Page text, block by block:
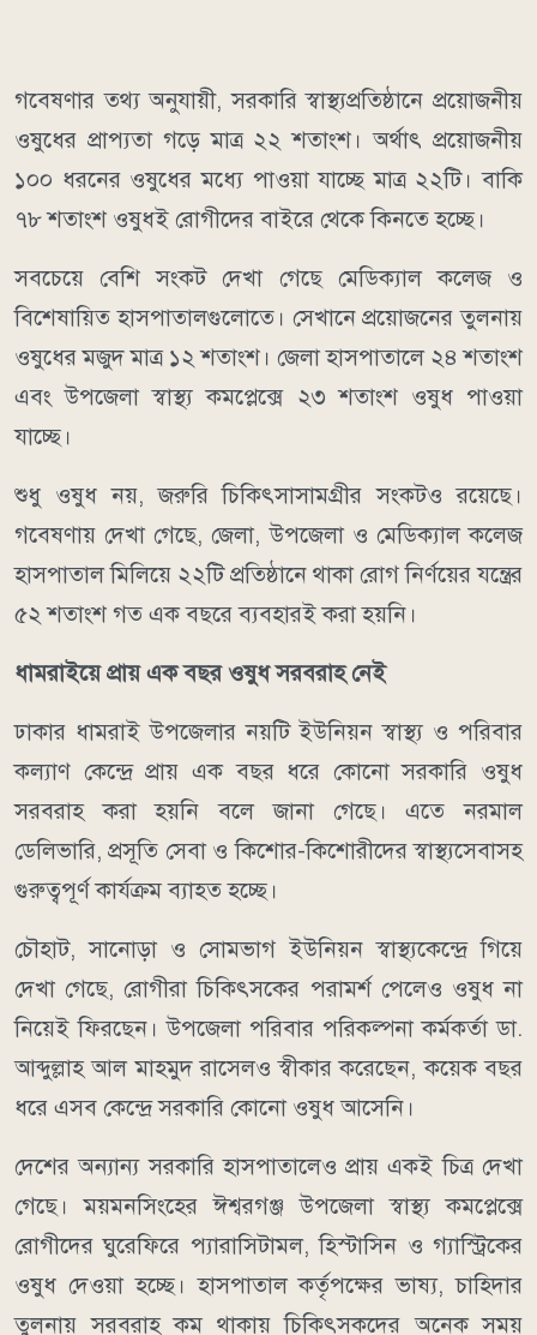
গবেষণার তথ্য অনুযায়ী, সরকারি স্বাস্থ্যপ্রতিষ্ঠানে প্রয়োজনীয়
ওষুধের প্রাপ্যতা গড়ে মাত্র ২২ শতাংশ। অর্থাৎ প্রয়োজনীয়
১০০ ধরনের ওষুধের মধ্যে পাওয়া যাচ্ছে মাত্র ২২টি। বাকি
৭৮ শতাংশ ওষুধই রোগীদের বাইরে থেকে কিনতে হচ্ছে।
সবচেয়ে বেশি সংকট দেখা গেছে মেডিক্যাল কলেজ ও
বিশেষায়িত হাসপাতালগুলোতে। সেখানে প্রয়োজনের তুলনায়
ওষুধের মজুদ মাত্র ১২ শতাংশ। জেলা হাসপাতালে ২৪ শতাংশ
এবং উপজেলা স্বাস্থ্য কমপ্লেক্সে ২৩ শতাংশ ওষুধ পাওয়া
যাচ্ছে।
শুধু ওষুধ নয়, জরুরি চিকিৎসাসামগ্রীর সংকটও রয়েছে।
গবেষণায় দেখা গেছে, জেলা, উপজেলা ও মেডিক্যাল কলেজ
হাসপাতাল মিলিয়ে ২২টি প্রতিষ্ঠানে থাকা রোগ নির্ণয়ের যন্ত্রের
৫২ শতাংশ গত এক বছরে ব্যবহারই করা হয়নি।
ধামরাইয়ে প্রায় এক বছর ওষুধ সরবরাহ নেই
ঢাকার ধামরাই উপজেলার নয়টি ইউনিয়ন স্বাস্থ্য ও পরিবার
কল্যাণ কেন্দ্রে প্রায় এক বছর ধরে কোনো সরকারি ওষুধ
সরবরাহ করা হয়নি বলে জানা গেছে। এতে নরমাল
ডেলিভারি, প্রসূতি সেবা ও কিশোর-কিশোরীদের স্বাস্থ্যসেবাসহ
গুরুত্বপূর্ণ কার্যক্রম ব্যাহত হচ্ছে।
চৌহাট, সানোড়া ও সোমভাগ ইউনিয়ন স্বাস্থ্যকেন্দ্রে গিয়ে
দেখা গেছে, রোগীরা চিকিৎসকের পরামর্শ পেলেও ওষুধ না
নিয়েই ফিরছেন। উপজেলা পরিবার পরিকল্পনা কর্মকর্তা ডা.
আব্দুল্লাহ আল মাহমুদ রাসেলও স্বীকার করেছেন, কয়েক বছর
ধরে এসব কেন্দ্রে সরকারি কোনো ওষুধ আসেনি।
দেশের অন্যান্য সরকারি হাসপাতালেও প্রায় একই চিত্র দেখা
গেছে। ময়মনসিংহের ঈশ্বরগঞ্জ উপজেলা স্বাস্থ্য কমপ্লেক্সে
রোগীদের ঘুরেফিরে প্যারাসিটামল, হিস্টাসিন ও গ্যাস্ট্রিকের
ওষুধ দেওয়া হচ্ছে। হাসপাতাল কর্তৃপক্ষের ভাষ্য, চাহিদার
তুলনায় সরবরাহ কম থাকায় চিকিৎসকদের অনেক সময়